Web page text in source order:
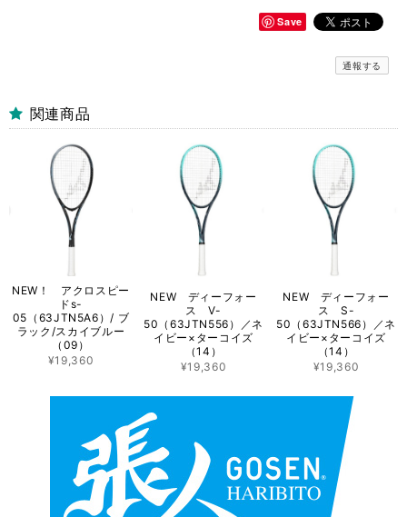
Save
通報する
関連商品
NEW！ アクロスピー
ドs-
05（63JTN5A6）/ ブ
ラック/スカイブルー
（09）
¥19,360
NEW ディーフォー
ス V-
50（63JTN556）／ネ
イビー×ターコイズ
（14）
¥19,360
NEW ディーフォー
ス S-
50（63JTN566）／ネ
イビー×ターコイズ
（14）
¥19,360